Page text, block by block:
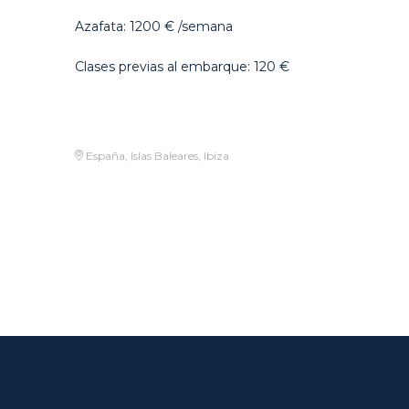
Azafata: 1200 € /semana
Clases previas al embarque: 120 €
España, Islas Baleares, Ibiza